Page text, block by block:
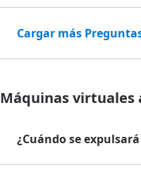
Cargar más
Máquinas virtuales
¿Cuándo se